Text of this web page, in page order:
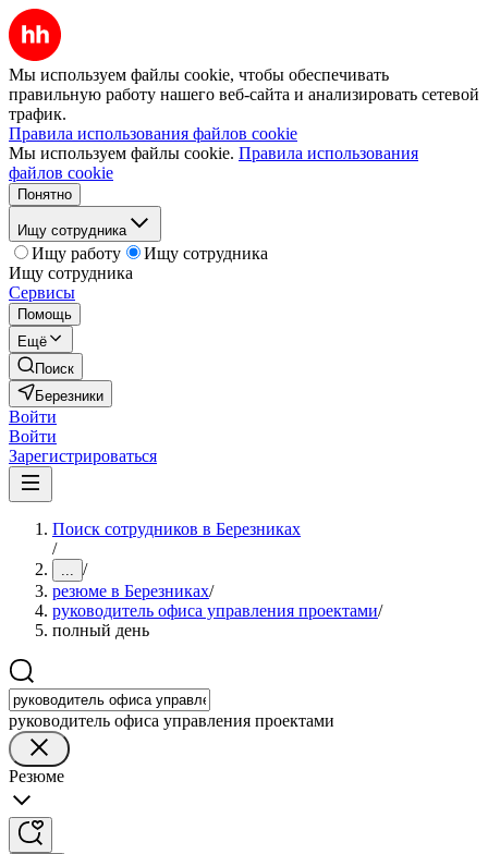
Мы используем файлы cookie, чтобы обеспечивать
правильную работу нашего веб-сайта и анализировать сетевой
трафик.
Правила использования файлов cookie
Мы используем файлы cookie. Правила использования
файлов cookie
Понятно
Ищу сотрудника
Ищу работу
Ищу сотрудника
Ищу сотрудника
Сервисы
Помощь
Ещё
Поиск
Березники
Войти
Войти
Зарегистрироваться
Поиск сотрудников в Березниках
/
... /
резюме в Березниках/
руководитель офиса управления проектами/
полный день
руководитель офиса управления проектами
Резюме